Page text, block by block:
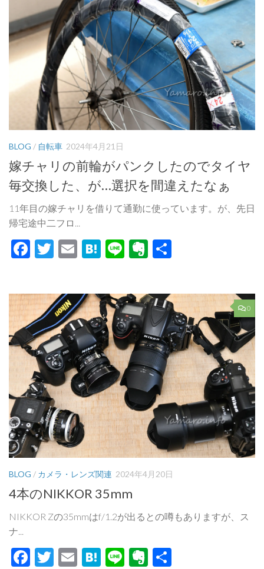
BLOG / 自転車 2024年4月21日
嫁チャリの前輪がパンクしたのでタイヤ
毎交換した、が…選択を間違えたなぁ
11年目の嫁チャリを借りて通勤に使っています。が、先日
帰宅途中二フロ...
Facebook
Twitter
EmailHatena
LineEvernote
0
BLOG / カメラ・レンズ関連 2024年4月20日
4本のNIKKOR 35mm
NIKKOR Zの35mmはf/1.2が出るとの噂もありますが、ス
ナ...
Facebook
Twitter
EmailHatena
LineEvernote